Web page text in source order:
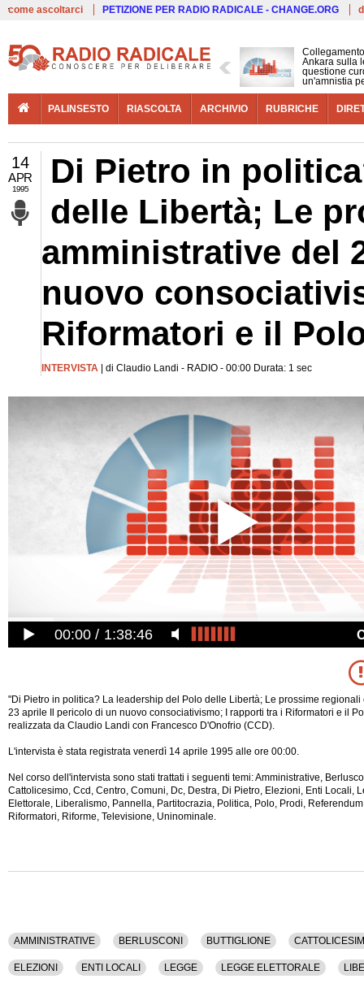
come ascoltarci PETIZIONE PER RADIO RADICALE - CHANGE.ORG
Ankara sulla
questione
un'amnistia
PALINSESTO RIASCOLTA ARCHIVIO RUBRICHE
14
APR
1995
Di Pietro in
delle Libertà; Le
amministrative del
nuovo
Riformatori e il
INTERVISTA | di Claudio Landi - RADIO - 00:00 Durata: 1 sec
00:00 1:38:46
"Di Pietro in politica? La leadership del Polo delle Libertà; Le prossime regionali
23 aprile Il pericolo di un nuovo consociativismo; I rapporti tra i Riformatori e il
realizzata da Claudio Landi con Francesco D'Onofrio (CCD).
L'intervista è stata registrata venerdì 14 aprile 1995 alle ore 00:00.
Nel corso dell'intervista sono stati trattati i seguenti temi: Amministrative,
Cattolicesimo, Ccd, Centro, Comuni, Dc, Destra, Di Pietro, Elezioni, Enti Locali,
Elettorale, Liberalismo, Pannella, Partitocrazia, Politica, Polo, Prodi,
Riformatori, Riforme, Televisione, Uninominale.
AMMINISTRATIVE BERLUSCONI BUTTIGLIONE
ELEZIONI ENTI LOCALI LEGGE LEGGE ELETTORALE